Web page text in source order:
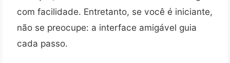
com facilidade. Entretanto, se você é iniciante,
não se preocupe: a interface amigável guia
cada passo.